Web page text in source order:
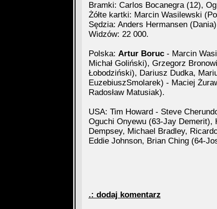
Bramki: Carlos Bocanegra (12),
Żółte kartki: Marcin Wasilewski
Sędzia: Anders Hermansen (Dania)
Widzów: 22 000.
Polska: Artur Boruc- Marcin
Michał Goliński), Grzegorz
Łobodziński), Dariusz Dudka,
EuzebiuszSmolarek) - Maciej
Radosław Matusiak).
USA: Tim Howard - Steve
Oguchi Onyewu (63-Jay Demerit),
Dempsey, Michael Bradley,
Eddie Johnson, Brian Ching (64-
.: dodaj komentarz